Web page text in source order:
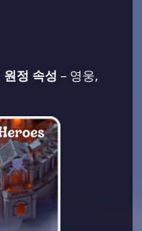
원정 속성 – 영웅,